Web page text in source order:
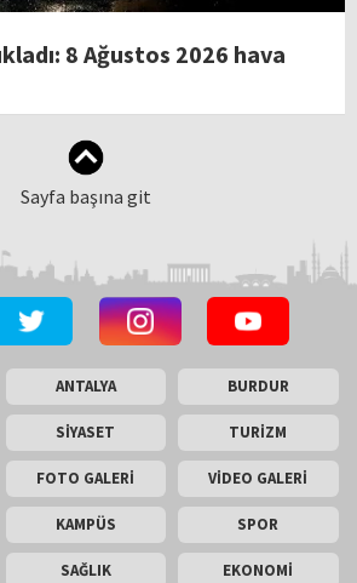
8 Ağustos 2026 hava
Sayfa başına git
ANTALYA BURDUR
SİYASET TURİZM
FOTO GALERİ VİDEO GALERİ
KAMPÜS SPOR
SAĞLIK EKONOMİ